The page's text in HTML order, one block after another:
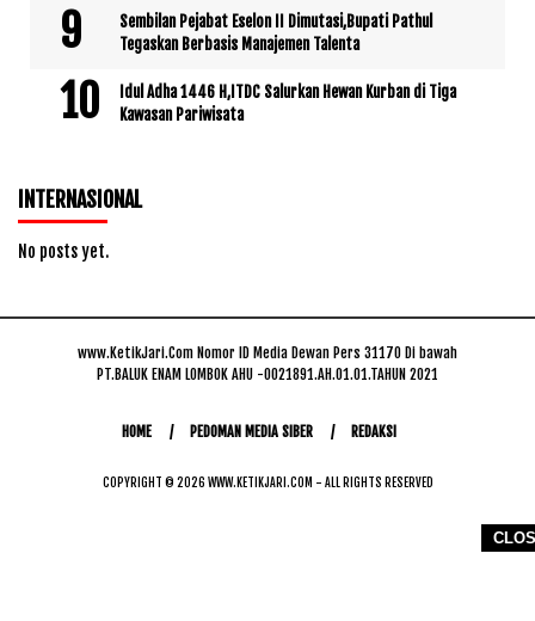
Sembilan Pejabat Eselon II Dimutasi,Bupati Pathul
Tegaskan Berbasis Manajemen Talenta
Idul Adha 1446 H,ITDC Salurkan Hewan Kurban di Tiga
Kawasan Pariwisata
INTERNASIONAL
No posts yet.
www.KetikJari.Com Nomor ID Media Dewan Pers 31170 Di bawah
PT.BALUK ENAM LOMBOK AHU -0021891.AH.01.01.TAHUN 2021
HOME PEDOMAN MEDIA SIBER REDAKSI
COPYRIGHT © 2026 WWW.KETIKJARI.COM - ALL RIGHTS RESERVED